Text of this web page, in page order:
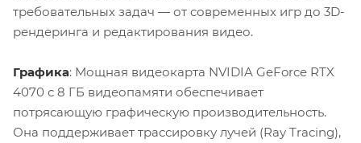
требовательных задач — от современных игр до 3D-
рендеринга и редактирования видео.
Графика: Мощная видеокарта NVIDIA GeForce RTX
4070 с 8 ГБ видеопамяти обеспечивает
потрясающую графическую производительность.
Она поддерживает трассировку лучей (Ray Tracing),